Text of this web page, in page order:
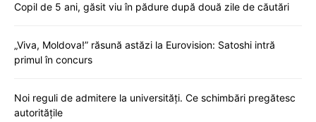
Copil de 5 ani, găsit viu în pădure după două zile de căutări
„Viva, Moldova!” răsună astăzi la Eurovision: Satoshi intră
primul în concurs
Noi reguli de admitere la universități. Ce schimbări pregătesc
autoritățile